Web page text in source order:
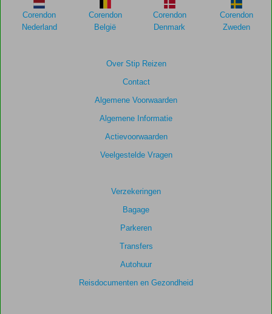
de
relevantie
4,7
Kamers
Kindvriendelijk
1,0
Over Stip Reizen
Contact
Algemene Voorwaarden
Algemene Informatie
Actievoorwaarden
Veelgestelde Vragen
Verzekeringen
Bagage
Parkeren
Transfers
Autohuur
Reisdocumenten en Gezondheid
Corendon
Nederland
Corendon
België
Corendon
Denmark
Corendon
Zweden